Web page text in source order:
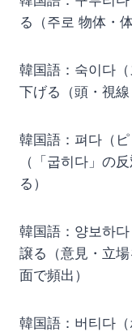
る（주로 物体・
韓国語：숙이다
下げる（頭・視線
韓国語：펴다（
（「굽히다」の
る）
韓国語：양보하
譲る（意見・立
面で頻出）
韓国語：버티다